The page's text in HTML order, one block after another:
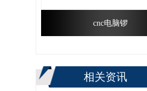
cnc电脑锣
相关资讯